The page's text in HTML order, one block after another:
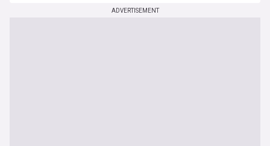
ADVERTISEMENT